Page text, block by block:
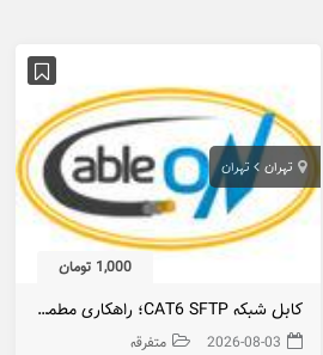
تهران تهران
1,000 تومان
کابل شبکه CAT6 SFTP؛ راهکاری مطمئن برای شبکه‌های پرسرعت و بدون نویز
2026-08-03 متفرقه